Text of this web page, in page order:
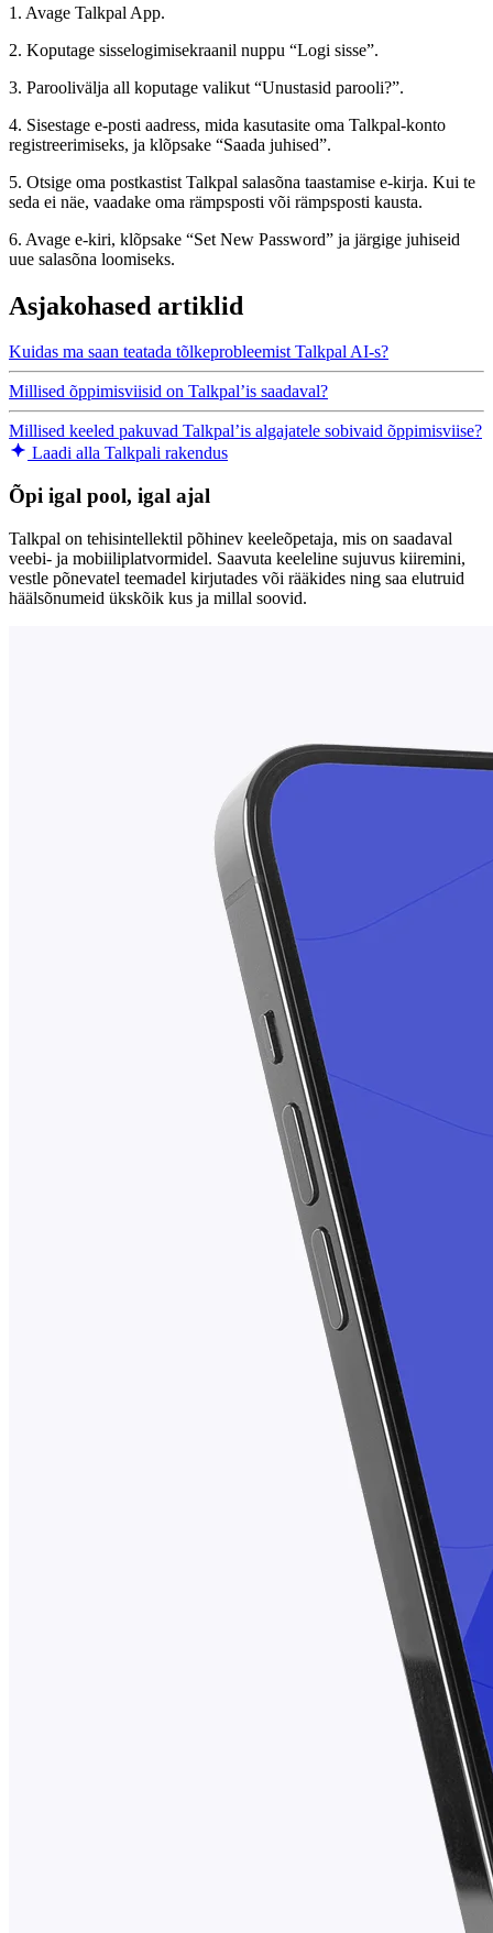
1. Avage Talkpal App.
2. Koputage sisselogimisekraanil nuppu “Logi sisse”.
3. Paroolivälja all koputage valikut “Unustasid parooli?”.
4. Sisestage e-posti aadress, mida kasutasite oma Talkpal-konto
registreerimiseks, ja klõpsake “Saada juhised”.
5. Otsige oma postkastist Talkpal salasõna taastamise e-kirja. Kui te
seda ei näe, vaadake oma rämpsposti või rämpsposti kausta.
6. Avage e-kiri, klõpsake “Set New Password” ja järgige juhiseid
uue salasõna loomiseks.
Asjakohased artiklid
Kuidas ma saan teatada tõlkeprobleemist Talkpal AI-s?
Millised õppimisviisid on Talkpal’is saadaval?
Millised keeled pakuvad Talkpal’is algajatele sobivaid õppimisviise?
Laadi alla Talkpali rakendus
Õpi igal pool, igal ajal
Talkpal on tehisintellektil põhinev keeleõpetaja, mis on saadaval
veebi- ja mobiiliplatvormidel. Saavuta keeleline sujuvus kiiremini,
vestle põnevatel teemadel kirjutades või rääkides ning saa elutruid
häälsõnumeid ükskõik kus ja millal soovid.